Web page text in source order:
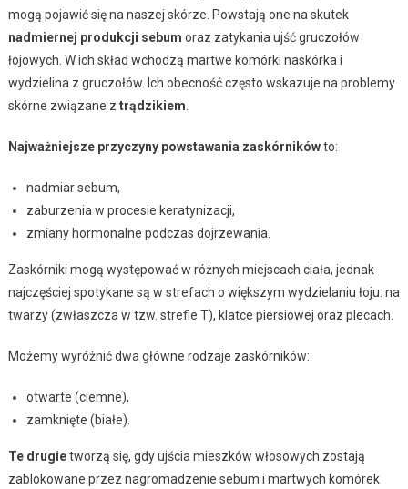
mogą pojawić się na naszej skórze. Powstają one na skutek
nadmiernej produkcji sebum oraz zatykania ujść gruczołów
łojowych. W ich skład wchodzą martwe komórki naskórka i
wydzielina z gruczołów. Ich obecność często wskazuje na problemy
skórne związane z trądzikiem
Najważniejsze przyczyny powstawania zaskórnikówto:
nadmiar sebum,
zaburzenia w procesie keratynizacji,
zmiany hormonalne podczas dojrzewania.
Zaskórniki mogą występować w różnych miejscach ciała, jednak
najczęściej spotykane są w strefach o większym wydzielaniu łoju: na
twarzy (zwłaszcza w tzw. strefie T), klatce piersiowej oraz plecach.
Możemy wyróżnić dwa główne rodzaje zaskórników:
otwarte (ciemne),
zamknięte (białe).
Te drugietworzą się, gdy ujścia mieszków włosowych zostają
zablokowane przez nagromadzenie sebum i martwych komórek